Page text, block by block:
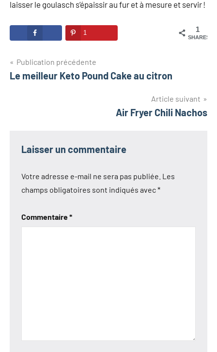
laisser le goulasch s’épaissir au fur et à mesure et servir !
1
SHARES
1
Navigation
de
Publication précédente
Le meilleur Keto Pound Cake au citron
Article suivant
Air Fryer Chili Nachos
Laisser un commentaire
Votre adresse e-mail ne sera pas publiée. Les
champs obligatoires sont indiqués avec*
Commentaire*